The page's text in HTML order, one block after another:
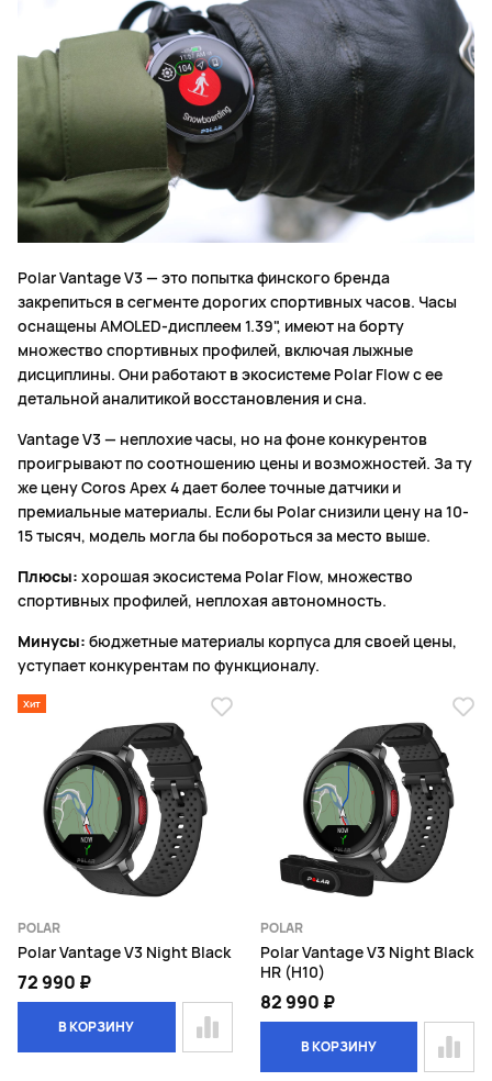
Polar Vantage V3 — это попытка финского бренда
закрепиться в сегменте дорогих спортивных часов. Часы
оснащены AMOLED-дисплеем 1.39", имеют на борту
множество спортивных профилей, включая лыжные
дисциплины. Они работают в экосистеме Polar Flow с ее
детальной аналитикой восстановления и сна.
Vantage V3 — неплохие часы, но на фоне конкурентов
проигрывают по соотношению цены и возможностей. За ту
же цену Coros Apex 4 дает более точные датчики и
премиальные материалы. Если бы Polar снизили цену на 10-
15 тысяч, модель могла бы побороться за место выше.
Плюсы: хорошая экосистема Polar Flow, множество
спортивных профилей, неплохая автономность.
Минусы: бюджетные материалы корпуса для своей цены,
уступает конкурентам по функционалу.
Хит
POLAR
Polar Vantage V3 Night Black
72 990 ₽
В КОРЗИНУ
POLAR
Polar Vantage V3 Night Black
HR (H10)
82 990 ₽
В КОРЗИНУ